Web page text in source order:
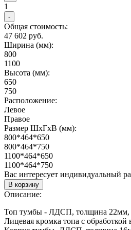
1
-
Общая стоимость:
47 602 руб.
Ширина (мм):
800
1100
Высота (мм):
650
750
Расположение:
Левое
Правое
Размер ШхГхВ (мм):
800*464*650
800*464*750
1100*464*650
1100*464*750
Вас интересует индивидуальный
В корзину
Описание:
Топ тумбы - ЛДСП, толщина 22мм,
Лицевая кромка топа с обработкой